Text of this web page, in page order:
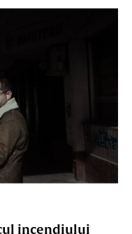
incendiului